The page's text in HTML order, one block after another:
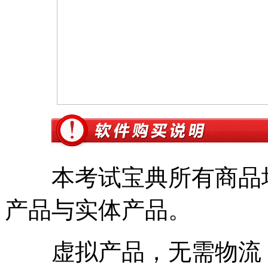
本考试宝典所有商品
产品与实体产品。
虚拟产品，无需物